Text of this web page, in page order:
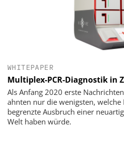
WHITEPAPER
Multiplex-PCR-Diagnostik in
Als Anfang 2020 erste
ahnten nur die wenigsten, welche
begrenzte Ausbruch einer
Welt haben würde.